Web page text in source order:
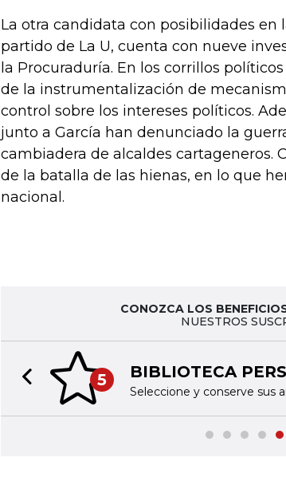
La otra candidata con posibilidades en
partido de La U, cuenta con nueve
la Procuraduría. En los corrillos
de la instrumentalización de
control sobre los intereses políticos.
junto a García han denunciado la
cambiadera de alcaldes cartageneros.
de la batalla de las hienas, en lo que
nacional.
CONOZCA LOS
NUESTROS
5 BIBLIOTECA
Seleccione y conserve sus
Previous slide